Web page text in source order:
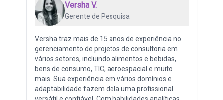
Versha V.
Gerente de Pesquisa
Versha traz mais de 15 anos de experiência no
gerenciamento de projetos de consultoria em
vários setores, incluindo alimentos e bebidas,
bens de consumo, TIC, aeroespacial e muito
mais. Sua experiência em vários domínios e
adaptabilidade fazem dela uma profissional